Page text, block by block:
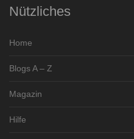
Nützliches
Home
Blogs A – Z
Magazin
Hilfe